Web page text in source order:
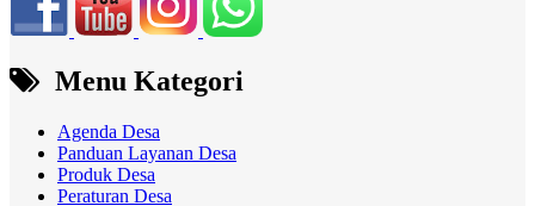
Menu Kategori
Agenda Desa
Panduan Layanan Desa
Produk Desa
Peraturan Desa